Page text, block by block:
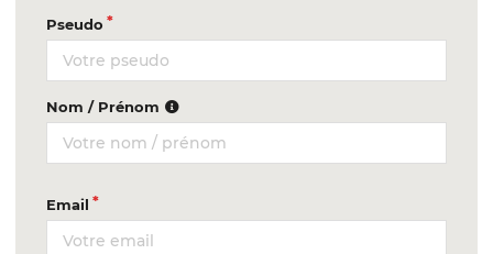
Pseudo
Nom / Prénom
Email